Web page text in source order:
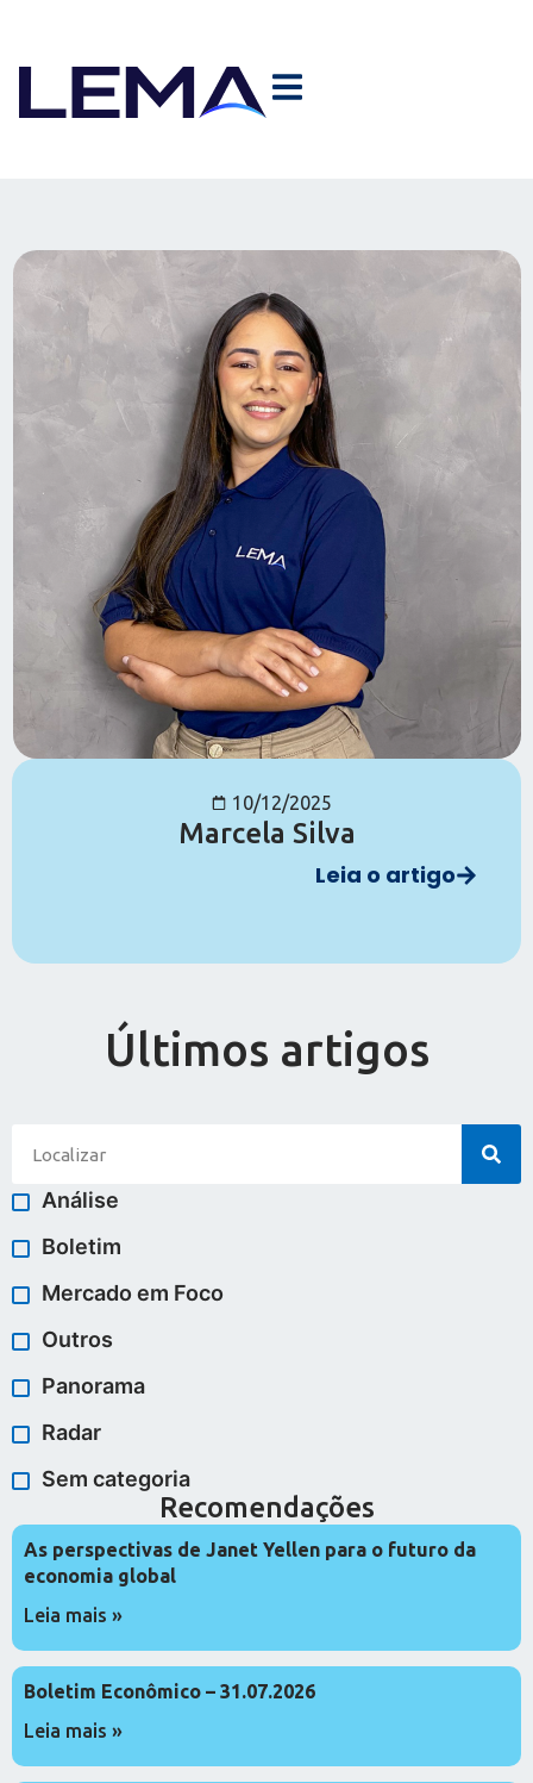
10/12/2025
Marcela Silva
Leia o artigo
Últimos artigos
Análise
Boletim
Mercado em Foco
Outros
Panorama
Radar
Sem categoria
Recomendações
As perspectivas de Janet Yellen para o futuro da
economia global
Leia mais »
Boletim Econômico – 31.07.2026
Leia mais »